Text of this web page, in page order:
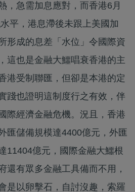
，急需加息應對，而香港6月
平，港息滯後未跟上美國加
形成的息差「水位」令國際資
這也是金融大鱷唱衰香港的主
港受制聯匯，但卻是本港的定
踐也證明這制度行之有效，伴
際經濟金融危機。況且，香港
匯儲備規模達4400億元，外匯
11404億元，國際金融大鱷根
還有眾多金融工具備而不用，
是以卵擊石，自討沒趣，索羅